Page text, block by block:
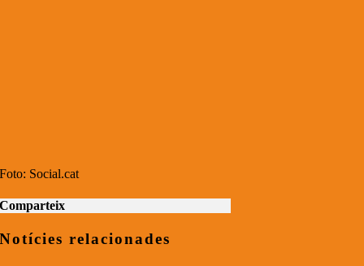
Foto: Social.cat
Comparteix
Notícies relacionades